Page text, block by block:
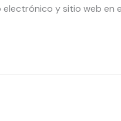
y sitio web en